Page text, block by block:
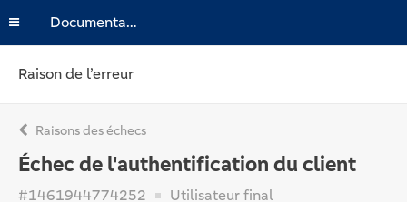
Documentation
Raison de l’erreur
Raisons des échecs
Échec de l'authentification du client
#1461944774252 Utilisateur final